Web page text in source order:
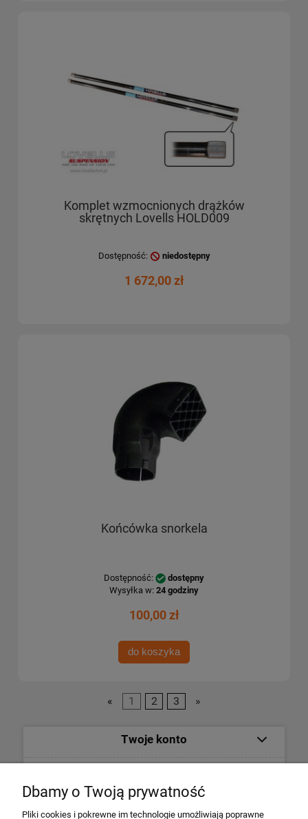
Komplet wzmocnionych drążków
skrętnych Lovells HOLD009
Dostępność: niedostępny
1 672,00 zł
Końcówka snorkela
Dostępność:
dostępny
Wysyłka w: 24 godziny
100,00 zł
do koszyka
« 1 2 3 »
Twoje konto
Płatności i dostawa
Dbamy o Twoją prywatność
Pliki cookies i pokrewne im technologie umożliwiają poprawne